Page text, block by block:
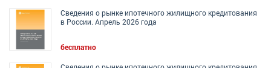
Сведения о рынке ипотечного жилищного кредитования
в России. Апрель 2026 года
бесплатно